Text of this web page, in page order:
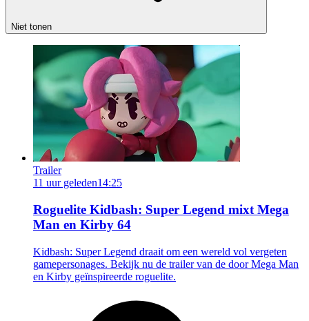
Niet tonen
Trailer
11 uur geleden14:25
Roguelite Kidbash: Super Legend mixt Mega
Man en Kirby 64
Kidbash: Super Legend draait om een wereld vol vergeten
gamepersonages. Bekijk nu de trailer van de door Mega Man
en Kirby geïnspireerde roguelite.